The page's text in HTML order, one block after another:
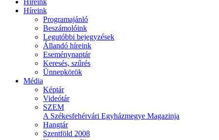
Híreink
Híreink
Programajánló
Beszámolóink
Legutóbbi bejegyzések
Állandó híreink
Eseménynaptár
Keresés, szűrés
Ünnepkörök
Média
Képtár
Videótár
SZEM
A Székesfehérvári Egyházmegye Magazinja
Hangtár
Szentföld 2008